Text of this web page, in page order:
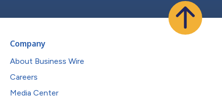
Company
About Business Wire
Careers
Media Center